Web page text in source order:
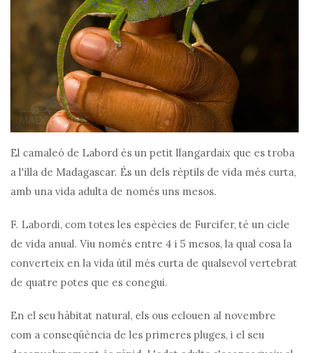
El camaleó de Labord és un petit llangardaix que es troba
a l'illa de Madagascar. És un dels rèptils de vida més curta,
amb una vida adulta de només uns mesos.
F. Labordi, com totes les espècies de Furcifer, té un cicle
de vida anual. Viu només entre 4 i 5 mesos, la qual cosa la
converteix en la vida útil més curta de qualsevol vertebrat
de quatre potes que es conegui.
En el seu hàbitat natural, els ous eclouen al novembre
com a conseqüència de les primeres pluges, i el seu